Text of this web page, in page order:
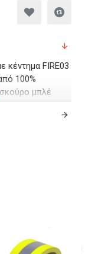
κέντημα FIRE03
100%
μπλέ